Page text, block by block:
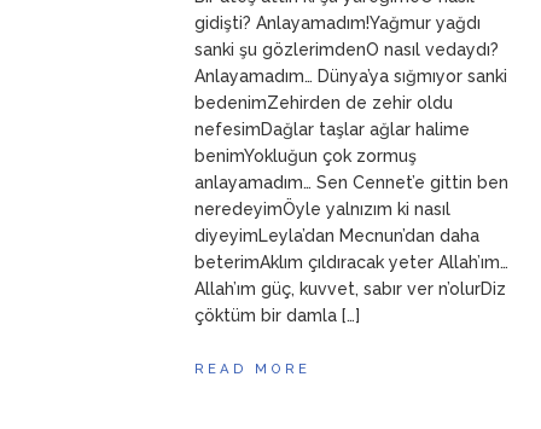
ANNEMgidişti? Anlayamadım!Yağmur yağdı
sanki şu gözlerimdenO nasıl vedaydı?
Anlayamadım… Dünya’ya sığmıyor sanki
bedenimZehirden de zehir oldu
nefesimDağlar taşlar ağlar halime
benimYokluğun çok zormuş
anlayamadım… Sen Cennet’e gittin ben
neredeyimÖyle yalnızım ki nasıl
diyeyimLeyla’dan Mecnun’dan daha
beterimAklım çıldıracak yeter Allah’ım…
Allah’ım güç, kuvvet, sabır ver n’olurDiz
çöktüm bir damla […]
READ MORE